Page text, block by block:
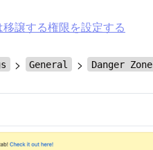
譲する権限を設定する
> General > Danger Zone